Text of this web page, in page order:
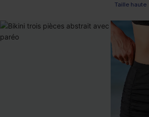
Taille haute